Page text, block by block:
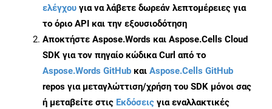
ελέγχου για να λάβετε δωρεάν λεπτομέρειες για
το όριο API και την εξουσιοδότηση
Αποκτήστε Aspose.Words και Aspose.Cells Cloud
SDK για τον πηγαίο κώδικα Curl από το
Aspose.Words GitHub και Aspose.Cells GitHub
repos για μεταγλώττιση/χρήση του SDK μόνοι σας
ή μεταβείτε στις Εκδόσεις για εναλλακτικές